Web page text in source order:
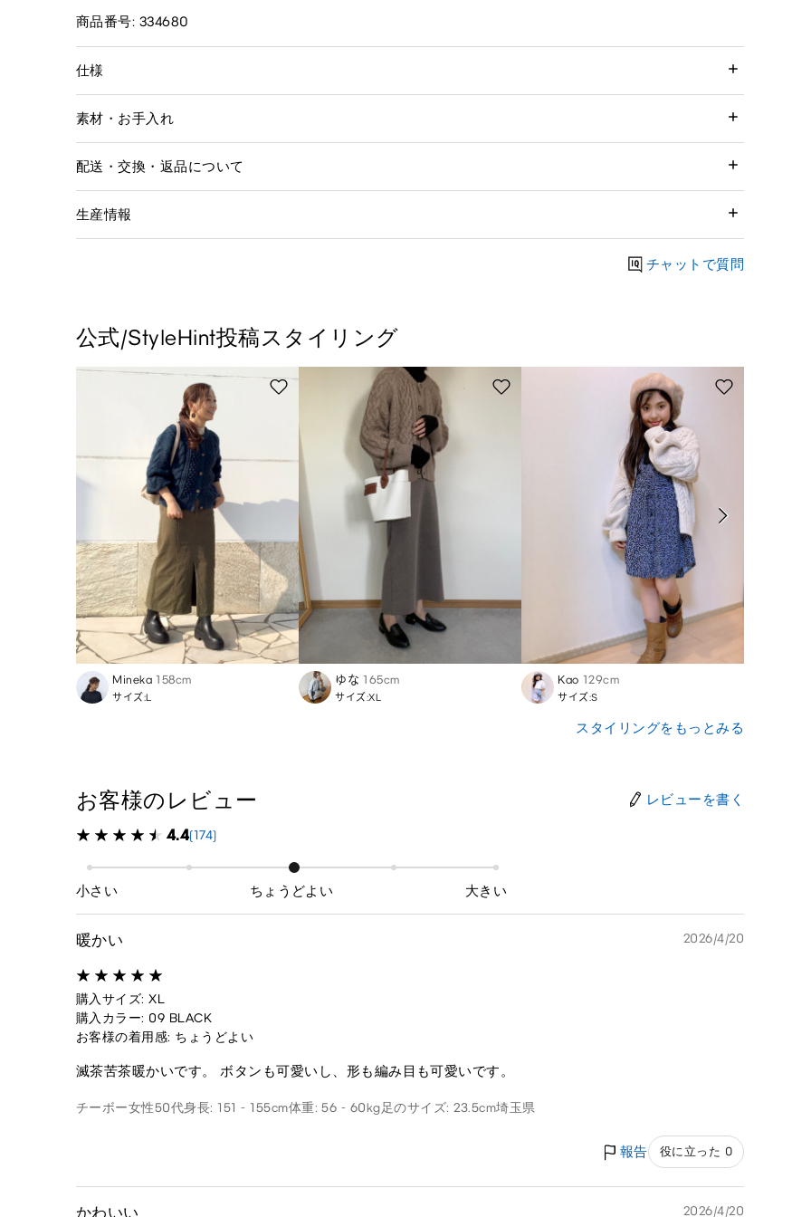
商品番号: 334680
仕様
素材・お手入れ
配送・交換・返品について
生産情報
チャットで質問
公式/StyleHint投稿スタイリング
Mineka 158cm
サイズ:L
ゆな 165cm
サイズ:XL
Kao 129cm
サイズ:S
スタイリングをもっとみる
お客様のレビュー レビューを書く
4.4(174)
小さい ちょうどよい 大きい
暖かい 2026/4/20
購入サイズ: XL
購入カラー: 09 BLACK
お客様の着用感: ちょうどよい
滅茶苦茶暖かいです。 ボタンも可愛いし、形も編み目も可愛いです。
チーボー女性50代身長: 151 - 155cm体重: 56 - 60kg足のサイズ: 23.5cm埼玉県
報告 役に立った 0
かわいい 2026/4/20